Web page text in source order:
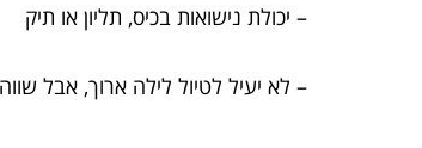
– יכולת נישואות בכיס, תליון או תיק
– לא יעיל לטיול לילה ארוך, אבל